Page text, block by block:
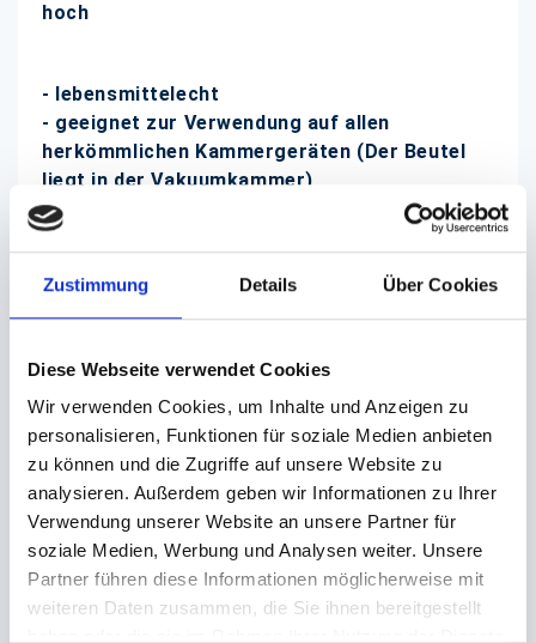
Zustimmung Details Über Cookies
Diese Webseite verwendet Cookies
Wir verwenden Cookies, um Inhalte und Anzeigen zu
personalisieren, Funktionen für soziale Medien anbieten
zu können und die Zugriffe auf unsere Website zu
analysieren. Außerdem geben wir Informationen zu Ihrer
Verwendung unserer Website an unsere Partner für
soziale Medien, Werbung und Analysen weiter. Unsere
Partner führen diese Informationen möglicherweise mit
weiteren Daten zusammen, die Sie ihnen bereitgestellt
hoch
- lebensmittelecht
- geeignet zur Verwendung auf allen
herkömmlichen Kammergeräten (Der Beutel
liegt in der Vakuumkammer)
- gute Siegeleigenschaft
- hohe Durchstoßfestigkeit
Wasserdampfdurchlässigkeit
- hervorragende Schrumpfeigenschaften
- Mengenrabatt
Unsere Siegelrandbeutel sind zur Verwendung auf
allen gängigenKammergeräte
(Verpackungsmaschinen)geeignet!
Wichtig: